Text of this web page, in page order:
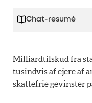
Chat-resumé
Milliardtilskud fra
tusindvis af ejere af
skattefrie gevinster